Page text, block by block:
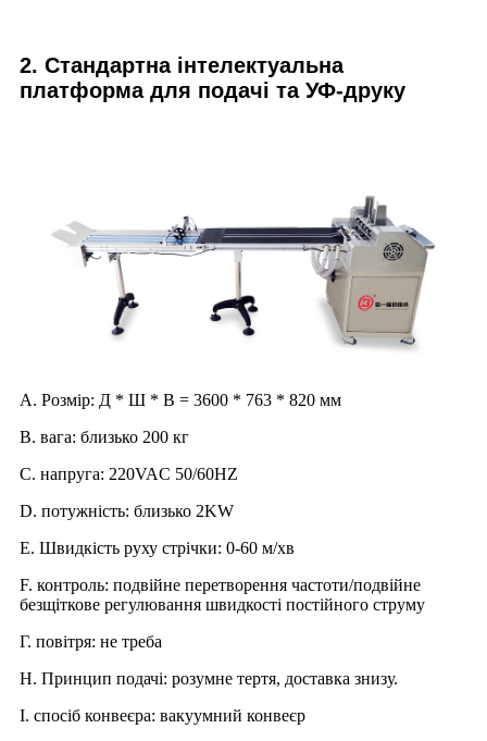
2. Стандартна інтелектуальна
платформа для подачі та УФ-друку
A. Розмір: Д * Ш * В = 3600 * 763 * 820 мм
B. вага: близько 200 кг
C. напруга: 220VAC 50/60HZ
D. потужність: близько 2KW
E. Швидкість руху стрічки: 0-60 м/хв
F. контроль: подвійне перетворення частоти/подвійне
безщіткове регулювання швидкості постійного струму
Г. повітря: не треба
H. Принцип подачі: розумне тертя, доставка знизу.
І. спосіб конвеєра: вакуумний конвеєр